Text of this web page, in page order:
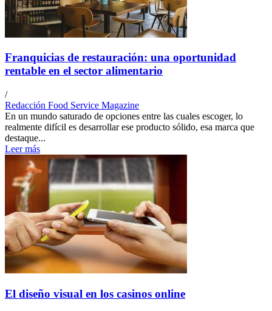
Franquicias de restauración: una oportunidad
rentable en el sector alimentario
/
Redacción Food Service Magazine
En un mundo saturado de opciones entre las cuales escoger, lo
realmente difícil es desarrollar ese producto sólido, esa marca que
destaque...
Leer más
El diseño visual en los casinos online